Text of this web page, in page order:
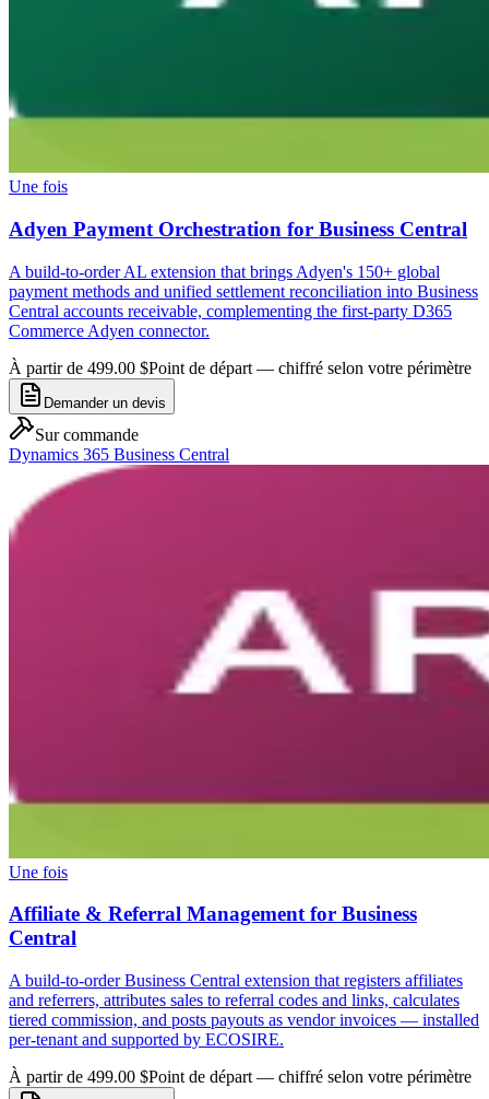
Une fois
Adyen Payment Orchestration for Business Central
A build-to-order AL extension that brings Adyen's 150+ global
payment methods and unified settlement reconciliation into Business
Central accounts receivable, complementing the first-party D365
Commerce Adyen connector.
À partir de 499.00 $Point de départ — chiffré selon votre périmètre
Demander un devis
Sur commande
Dynamics 365 Business Central
Une fois
Affiliate & Referral Management for Business
Central
A build-to-order Business Central extension that registers affiliates
and referrers, attributes sales to referral codes and links, calculates
tiered commission, and posts payouts as vendor invoices — installed
per-tenant and supported by ECOSIRE.
À partir de 499.00 $Point de départ — chiffré selon votre périmètre